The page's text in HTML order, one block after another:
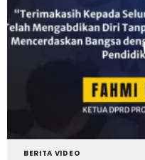
BERITA VIDEO